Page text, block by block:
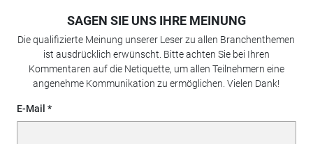
SAGEN SIE UNS IHRE MEINUNG
Die qualifizierte Meinung unserer Leser zu allen Branchenthemen
ist ausdrücklich erwünscht. Bitte achten Sie bei Ihren
Kommentaren auf die Netiquette, um allen Teilnehmern eine
angenehme Kommunikation zu ermöglichen. Vielen Dank!
E-Mail